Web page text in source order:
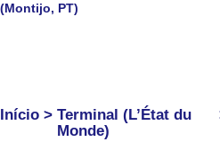
(Montijo, PT)
Início > Terminal (L’État du
Monde)